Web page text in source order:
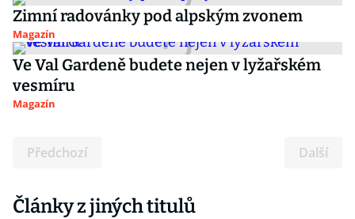
Zimní radovánky pod alpským zvonem
Magazín
Ve Val Gardeně budete nejen v lyžařském
vesmíru
Magazín
Předchozí Další
Články z jiných titulů